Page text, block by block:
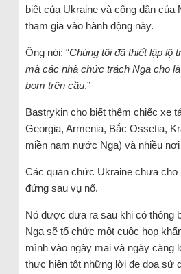
biệt của Ukraine và công dân
tham gia vào hành động này.
Ông nói: “Chúng tôi đã thiết lập lộ
mà các nhà chức trách Nga cho
bom trên cầu.”
Bastrykin cho biết thêm chiếc xe
Georgia, Armenia, Bắc Ossetia,
miền nam nước Nga) và nhiều
Các quan chức Ukraine chưa
đứng sau vụ nổ.
Nó được đưa ra sau khi có thông
Nga sẽ tổ chức một cuộc họp
mình vào ngày mai và ngày càng
thực hiện tốt những lời đe dọa sử